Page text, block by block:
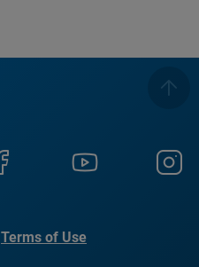
Terms of Use